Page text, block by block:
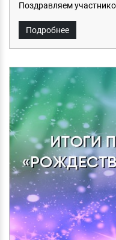
Поздравляем
Подробнее